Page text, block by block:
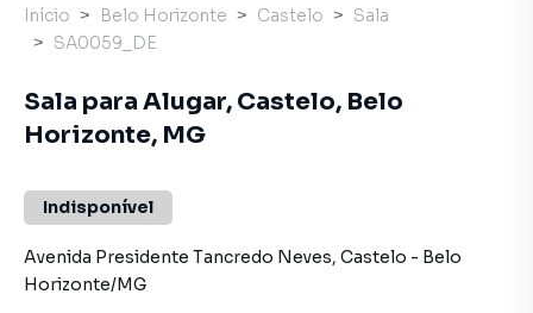
Início Belo Horizonte Castelo
Sala
SA0059_DE
Sala para Alugar, Castelo, Belo
Horizonte, MG
Indisponível
Avenida Presidente Tancredo Neves, Castelo - Belo
Horizonte/MG